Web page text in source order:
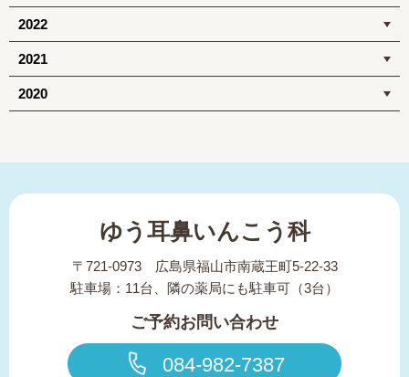
2022
2021
2020
ゆう耳鼻いんこう科
〒721-0973 広島県福山市南蔵王町5-22-33
駐車場：11台、隣の薬局にも駐車可（3台）
ご予約お問い合わせ
084-982-7387